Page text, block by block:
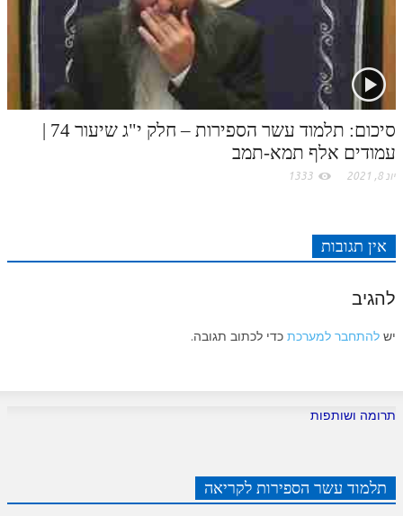
סיכום: תלמוד עשר הספירות – חלק י"ג שיעור 74 |
עמודים אלף תמא-תמב
יונ 8, 2021 1333
אין תגובות
להגיב
יש להתחבר למערכת כדי לכתוב תגובה.
תרומה ושותפות
תלמוד עשר הספירות לקריאה